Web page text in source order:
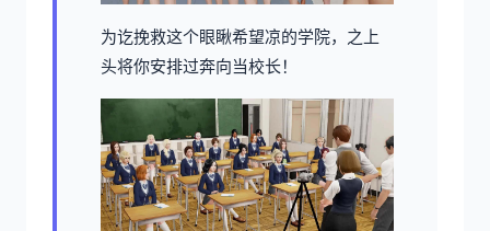
为讫挽救这个眼瞅希望凉的学院，之上
头将你安排过奔向当校长！